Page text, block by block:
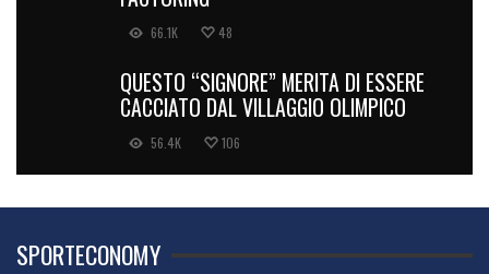
66.1K 48
QUESTO “SIGNORE” MERITA DI ESSERE
CACCIATO DAL VILLAGGIO OLIMPICO
56.4K 106
SPORTECONOMY